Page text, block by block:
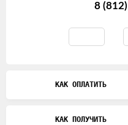
8
КАК ОПЛАТИТЬ
КАК ПОЛУЧИТЬ